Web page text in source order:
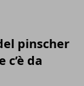
pinscher
da